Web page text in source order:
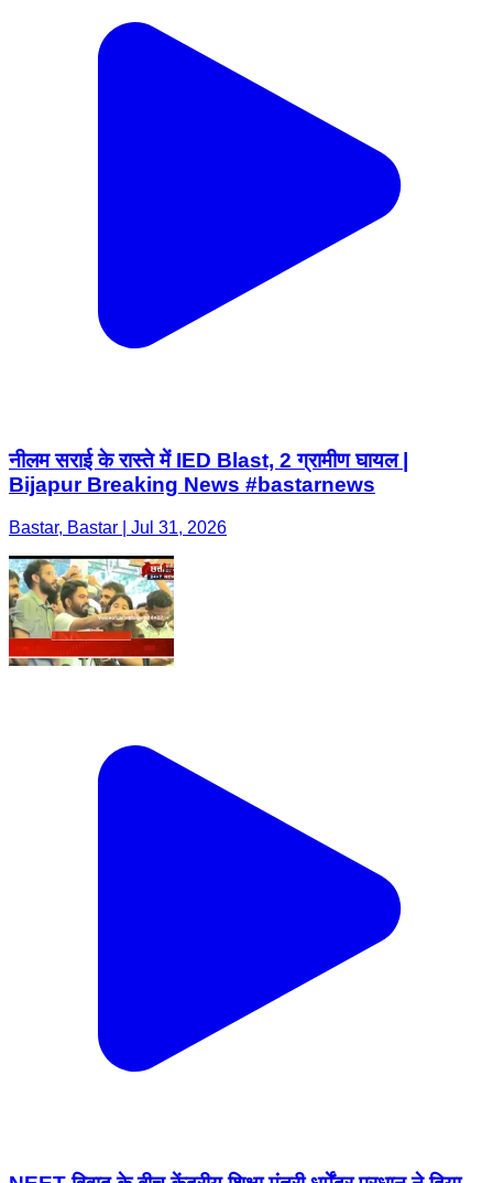
नीलम सराई के रास्ते में IED Blast, 2 ग्रामीण घायल |
Bijapur Breaking News #bastarnews
Bastar, Bastar | Jul 31, 2026